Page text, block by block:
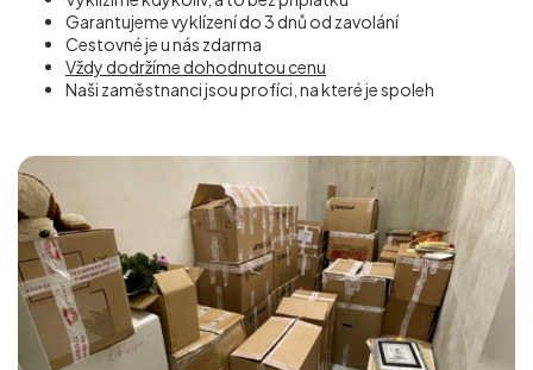
Garantujeme vyklízení do 3 dnů od zavolání
Cestovné je u nás zdarma
Vždy dodržíme dohodnutou cenu
Naši zaměstnanci jsou profíci, na které je spoleh